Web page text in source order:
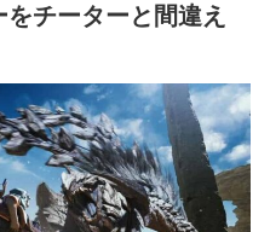
チーターと間違え